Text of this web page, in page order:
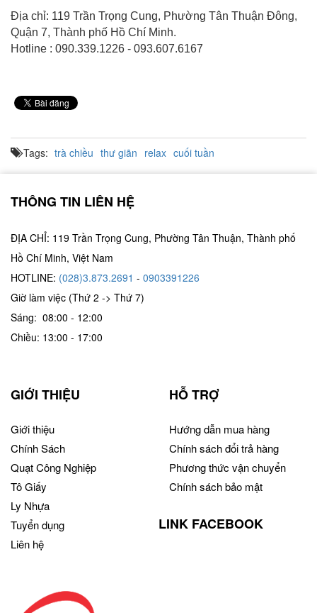
Địa chỉ: 119 Trần Trọng Cung, Phường Tân Thuận Đông,
Quận 7, Thành phố Hồ Chí Minh.
Hotline : 090.339.1226 - 093.607.6167
Tags: trà chiều thư giãn relax cuối tuần
THÔNG TIN LIÊN HỆ
ĐỊA CHỈ: 119 Trần Trọng Cung, Phường Tân Thuận, Thành phố
Hồ Chí Minh, Việt Nam
HOTLINE: (028)3.873.2691 - 0903391226
Giờ làm việc (Thứ 2 -> Thứ 7)
Sáng: 08:00 - 12:00
Chiều: 13:00 - 17:00
GIỚI THIỆU
Giới thiệu
Chính Sách
Quạt Công Nghiệp
Tô Giấy
Ly Nhựa
Tuyển dụng
Liên hệ
HỖ TRỢ
Hướng dẫn mua hàng
Chính sách đổi trả hàng
Phương thức vận chuyển
Chính sách bảo mật
LINK FACEBOOK